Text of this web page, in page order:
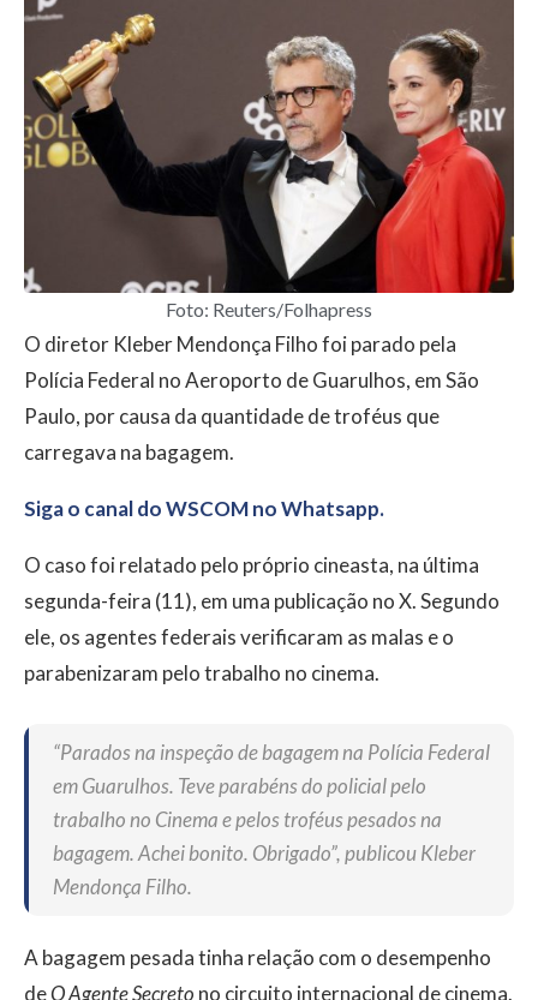
Foto: Reuters/Folhapress
O diretor Kleber Mendonça Filho foi parado pela
Polícia Federal no Aeroporto de Guarulhos, em São
Paulo, por causa da quantidade de troféus que
carregava na bagagem.
Siga o canal do WSCOM no Whatsapp.
O caso foi relatado pelo próprio cineasta, na última
segunda-feira (11), em uma publicação no X. Segundo
ele, os agentes federais verificaram as malas e o
parabenizaram pelo trabalho no cinema.
“Parados na inspeção de bagagem na Polícia Federal
em Guarulhos. Teve parabéns do policial pelo
trabalho no Cinema e pelos troféus pesados na
bagagem. Achei bonito. Obrigado”, publicou Kleber
Mendonça Filho.
A bagagem pesada tinha relação com o desempenho
deO Agente Secreto no circuito internacional de cinema.